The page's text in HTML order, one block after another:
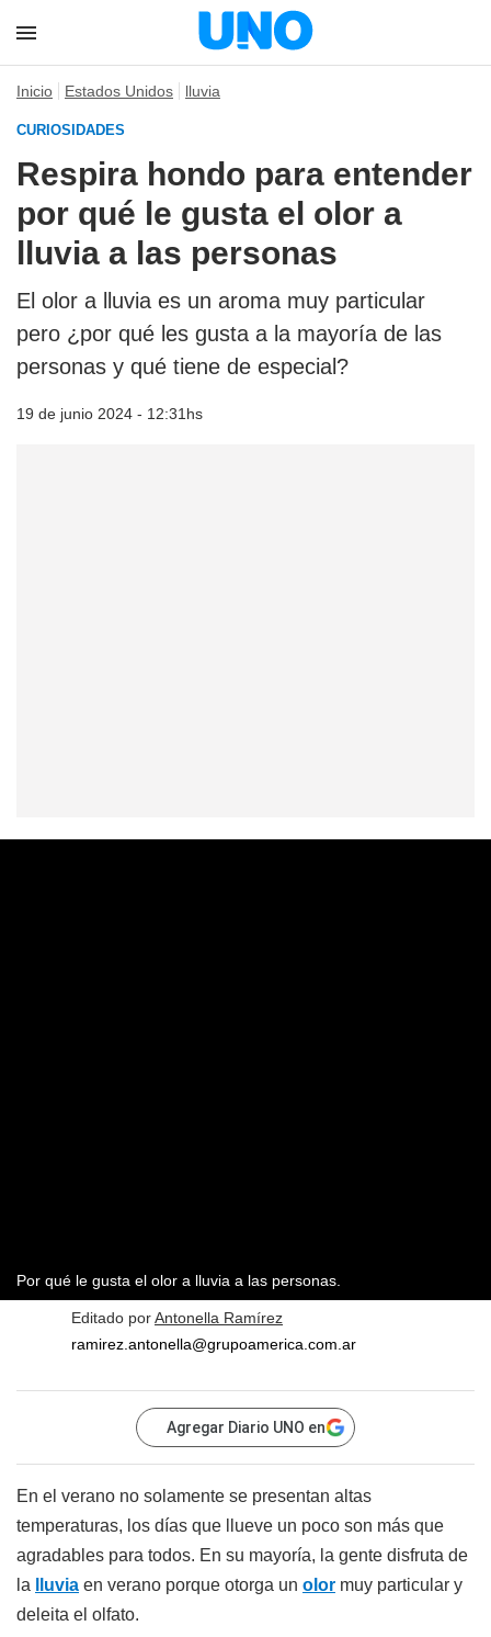
Inicio Estados Unidos lluvia
CURIOSIDADES
Respira hondo para entender
por qué le gusta el olor a
lluvia a las personas
El olor a lluvia es un aroma muy particular
pero ¿por qué les gusta a la mayoría de las
personas y qué tiene de especial?
19 de junio 2024 - 12:31hs
Por qué le gusta el olor a lluvia a las personas.
Editado porAntonella Ramírez
ramirez.antonella@grupoamerica.com.ar
Agregar Diario UNO en
En el verano no solamente se presentan altas
temperaturas, los días que llueve un poco son más que
agradables para todos. En su mayoría, la gente disfruta de
la
lluvia en verano porque otorga un olor muy particular y
deleita el olfato.